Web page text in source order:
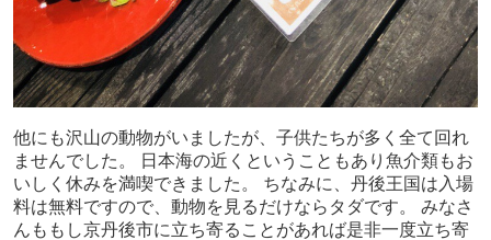
他にも沢山の動物がいましたが、子供たちが多く全て回れ
ませんでした。 日本海の近くということもあり魚介類もお
いしく休みを満喫できました。 ちなみに、丹後王国は入場
料は無料ですので、動物を見るだけならタダです。 みなさ
んももし京丹後市に立ち寄ることがあれば是非一度立ち寄